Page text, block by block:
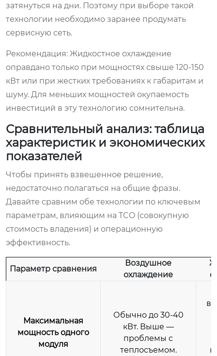
затянуться на дни. Поэтому при выборе такой
технологии необходимо заранее продумать
сервисную сеть.
Рекомендация: Жидкостное охлаждение
оправдано только при мощностях свыше 120-150
кВт или при жестких требованиях к габаритам и
шуму. Для меньших мощностей окупаемость
инвестиций в эту технологию сомнительна.
Сравнительный анализ: таблица
характеристик и экономических
показателей
Чтобы принять взвешенное решение,
недостаточно полагаться на общие фразы.
Давайте сравним обе технологии по ключевым
параметрам, влияющим на TCO (совокупную
стоимость владения) и операционную
эффективность.
Параметр сравнения
Воздушное
охлаждение
Максимальная
мощность одного
модуля
Обычно до 30-40
кВт. Выше —
проблемы с
теплосъемом.